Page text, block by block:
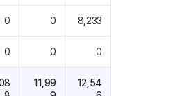
0 0 8,233
0 0 0
11,99
12,54